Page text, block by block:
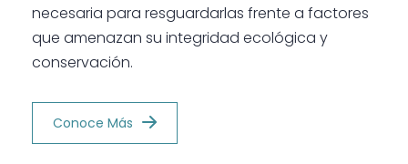
necesaria para resguardarlas frente a factores
que amenazan su integridad ecológica y
conservación.
Conoce Más